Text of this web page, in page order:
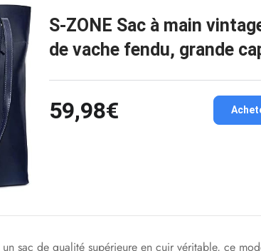
S-ZONE Sac à main
de vache fendu, grande
59,98€
sac de qualité supérieure en cuir véritable, ce